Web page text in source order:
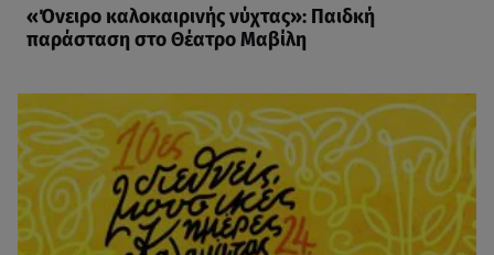
«Όνειρο καλοκαιρινής νύχτας»: Παιδκή
παράσταση στο Θέατρο Μαβίλη